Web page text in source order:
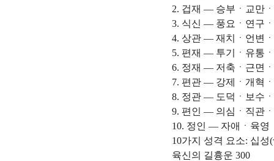
2. 겁재 ― 승부ㆍ교만
3. 식신 ― 풍요ㆍ연구
4. 상관 ― 재치ㆍ언변
5. 편재 ― 투기ㆍ유통
6. 정재 ― 저축ㆍ근면
7. 편관 ― 강제ㆍ개혁
8. 정관 ― 도덕ㆍ보수
9. 편인 ― 의심ㆍ직관
10. 정인 ― 자애ㆍ육영
10가지 성격 요소: 십성
육신의 길흉운 300